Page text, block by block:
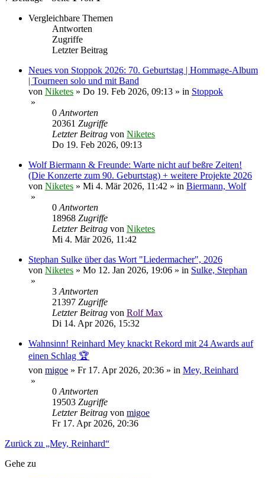
Vergleichbare Themen
Antworten
Zugriffe
Letzter Beitrag
Neues von Stoppok 2026: 70. Geburtstag | Hommage-Album
| Tourneen solo und mit Band
von Niketes » Do 19. Feb 2026, 09:13 » in Stoppok
»
0 Antworten
20361 Zugriffe
Letzter Beitrag von Niketes
Do 19. Feb 2026, 09:13
Wolf Biermann & Freunde: Warte nicht auf beßre Zeiten!
(Die Konzerte zum 90. Geburtstag) + weitere Projekte 2026
von Niketes » Mi 4. Mär 2026, 11:42 » in Biermann, Wolf
»
0 Antworten
18968 Zugriffe
Letzter Beitrag von Niketes
Mi 4. Mär 2026, 11:42
Stephan Sulke über das Wort "Liedermacher", 2026
von Niketes » Mo 12. Jan 2026, 19:06 » in Sulke, Stephan
»
3 Antworten
21397 Zugriffe
Letzter Beitrag von Rolf Max
Di 14. Apr 2026, 15:32
Wahnsinn! Reinhard Mey knackt Rekord mit 24 Awards auf
einen Schlag 🏆
von migoe » Fr 17. Apr 2026, 20:36 » in Mey, Reinhard
»
0 Antworten
19503 Zugriffe
Letzter Beitrag von migoe
Fr 17. Apr 2026, 20:36
Zurück zu „Mey, Reinhard“
Gehe zu